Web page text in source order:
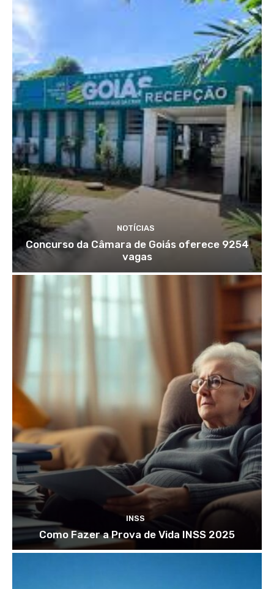
NOTÍCIAS
Concurso da Câmara de Goiás oferece 9254
vagas
INSS
Como Fazer a Prova de Vida INSS 2025